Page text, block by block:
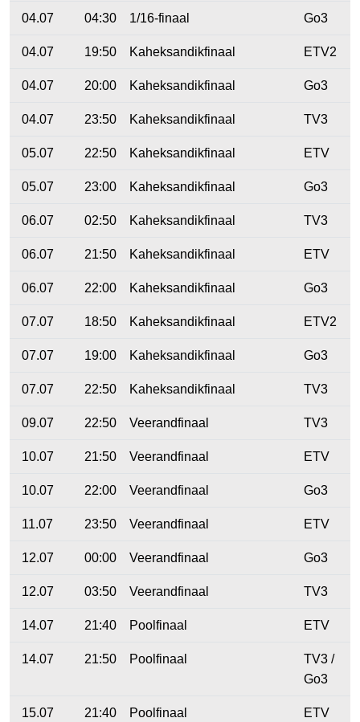
04.07 04:30 1/16-finaal Go3
04.07 19:50 Kaheksandikfinaal ETV2
04.07 20:00 Kaheksandikfinaal Go3
04.07 23:50 Kaheksandikfinaal TV3
05.07 22:50 Kaheksandikfinaal ETV
05.07 23:00 Kaheksandikfinaal Go3
06.07 02:50 Kaheksandikfinaal TV3
06.07 21:50 Kaheksandikfinaal ETV
06.07 22:00 Kaheksandikfinaal Go3
07.07 18:50 Kaheksandikfinaal ETV2
07.07 19:00 Kaheksandikfinaal Go3
07.07 22:50 Kaheksandikfinaal TV3
09.07 22:50 Veerandfinaal TV3
10.07 21:50 Veerandfinaal ETV
10.07 22:00 Veerandfinaal Go3
11.07 23:50 Veerandfinaal ETV
12.07 00:00 Veerandfinaal Go3
12.07 03:50 Veerandfinaal TV3
14.07 21:40 Poolfinaal ETV
14.07 21:50 Poolfinaal
TV3 /
Go3
15.07 21:40 Poolfinaal ETV